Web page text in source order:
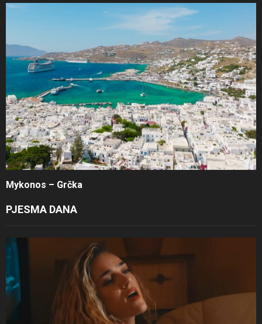
Mykonos – Grčka
PJESMA DANA